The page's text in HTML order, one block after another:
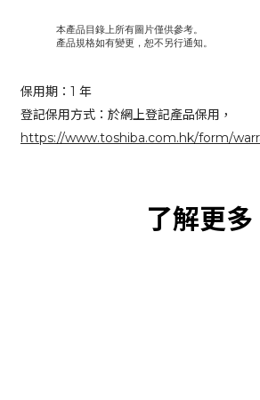
本產品目錄上所有圖片僅供參考。
產品規格如有變更，恕不另行通知。
保用期：1 年
登記保用方式：於網上登記產品保用，
https://www.toshiba.com.hk/form/
了解更多